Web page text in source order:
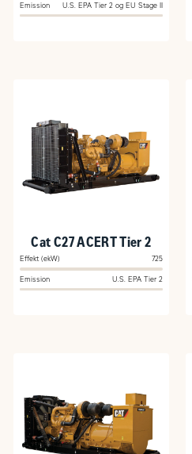
Emission U.S. EPA Tier 2 og EU Stage II
Cat C27 ACERT Tier 2
Effekt (ekW) 725
Emission U.S. EPA Tier 2